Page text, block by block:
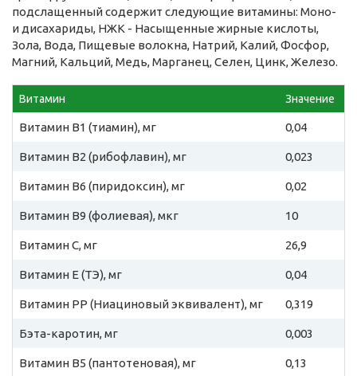
подслащенный содержит следующие витамины: Моно-
и дисахариды, НЖК - Насыщенные жирные кислоты,
Зола, Вода, Пищевые волокна, Натрий, Калий, Фосфор,
Магний, Кальций, Медь, Марганец, Селен, Цинк, Железо.
Витамин Значение
Витамин B1 (тиамин), мг 0,04
Витамин B2 (рибофлавин), мг 0,023
Витамин B6 (пиридоксин), мг 0,02
Витамин B9 (фолиевая), мкг 10
Витамин C, мг 26,9
Витамин E (ТЭ), мг 0,04
Витамин PP (Ниациновый эквивалент), мг 0,319
Бэта-каротин, мг 0,003
Витамин B5 (пантотеновая), мг 0,13